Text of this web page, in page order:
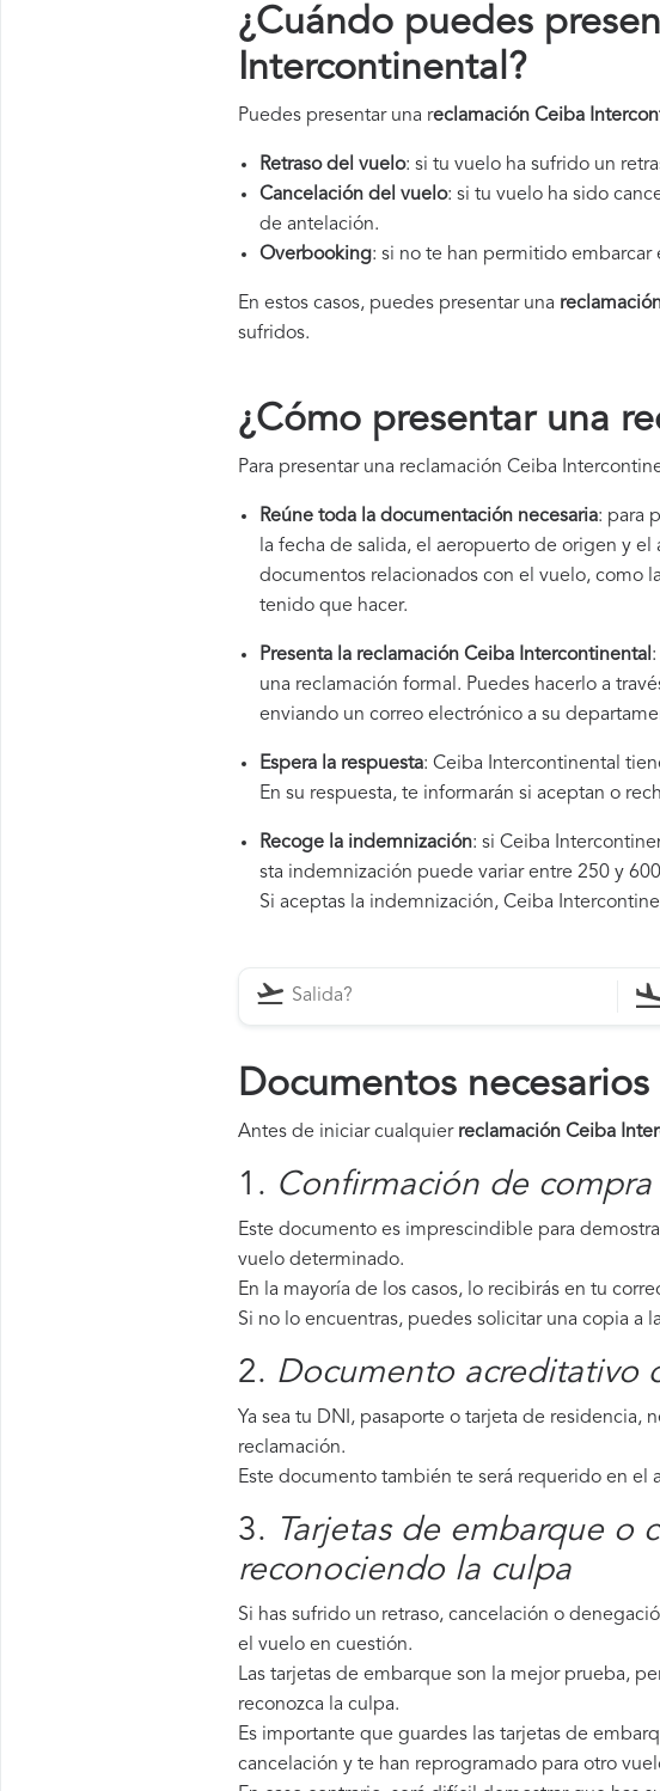
¿Cuándo puedes
Intercontinental?
Puedes presentar una reclamación Ceiba
Retraso del vuelo: si tu vuelo ha sufrido un
Cancelación del vuelo: si tu vuelo ha sido
de antelación.
Overbooking: si no te han permitido
En estos casos, puedes presentar una
sufridos.
¿Cómo presentar una
Para presentar una reclamación Ceiba
Reúne toda la documentación necesaria: para
la fecha de salida, el aeropuerto de origen y
documentos relacionados con el vuelo, como
tenido que hacer.
Presenta la reclamación Ceiba Intercontinental
una reclamación formal. Puedes hacerlo a
enviando un correo electrónico a su
Espera la respuesta: Ceiba Intercontinental
En su respuesta, te informarán si aceptan o
Recoge la indemnización: si Ceiba
sta indemnización puede variar entre 250 y
Si aceptas la indemnización, Ceiba
Documentos
Antes de iniciar cualquier reclamación Ceiba
1. Confirmación de
Este documento es imprescindible para
vuelo determinado.
En la mayoría de los casos, lo recibirás en tu
Si no lo encuentras, puedes solicitar una copia a
2. Documento acreditativo
Ya sea tu DNI, pasaporte o tarjeta de
reclamación.
Este documento también te será requerido en el
3.
Tarjetas de embarque o
reconociendo la culpa
Si has sufrido un retraso, cancelación o
el vuelo en cuestión.
Las tarjetas de embarque son la mejor prueba,
reconozca la culpa.
Es importante que guardes las tarjetas de
cancelación y te han reprogramado para otro